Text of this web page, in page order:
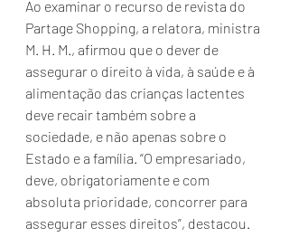
Ao examinar o recurso de revista do
Partage Shopping, a relatora, ministra
M. H. M., afirmou que o dever de
assegurar o direito à vida, à saúde e à
alimentação das crianças lactentes
deve recair também sobre a
sociedade, e não apenas sobre o
Estado e a família. “O empresariado,
deve, obrigatoriamente e com
absoluta prioridade, concorrer para
assegurar esses direitos”, destacou.